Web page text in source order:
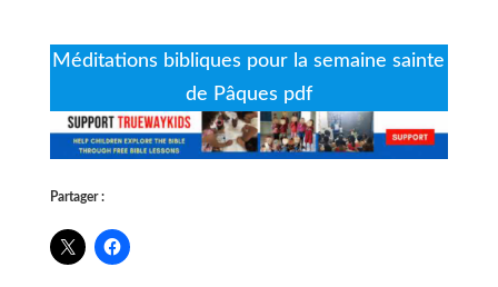
Méditations bibliques pour la semaine sainte
de Pâques pdf
Partager :